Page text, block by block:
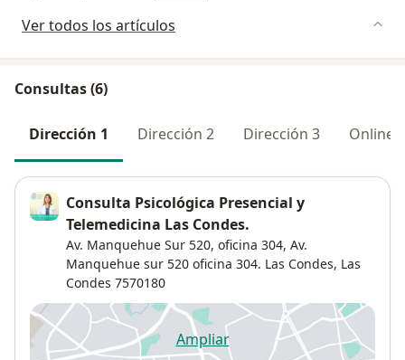
Ver todos los artículos
Consultas (6)
Dirección 1 Dirección 2 Dirección 3 Online
Consulta Psicológica Presencial y
Telemedicina Las Condes.
Av. Manquehue Sur 520, oficina 304, Av.
Manquehue sur 520 oficina 304. Las Condes, Las
Condes 7570180
Ampliarse abre en una nueva